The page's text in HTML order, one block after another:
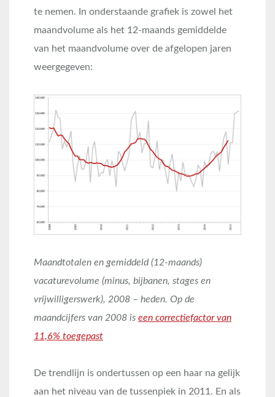
te nemen. In onderstaande grafiek is zowel het
maandvolume als het 12-maands gemiddelde
van het maandvolume over de afgelopen jaren
weergegeven:
Maandtotalen en gemiddeld (12-maands)
vacaturevolume (minus, bijbanen, stages en
vrijwilligerswerk), 2008 – heden. Op de
maandcijfers van 2008 is een correctiefactor van
11,6% toegepast
De trendlijn is ondertussen op een haar na gelijk
aan het niveau van de tussenpiek in 2011. En als